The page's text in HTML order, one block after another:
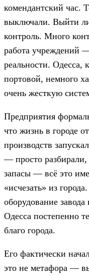
комендантский час.
выключали. Выйти
контроль. Много
работа учреждений
реальности. Одесса,
портовой, немного
очень жесткую
Предприятия
что жизнь в городе
производств
— просто разбирали,
запасы — всё это
«исчезать» из
оборудование
Одесса постепенно
благо города.
Его фактически
это не метафора —